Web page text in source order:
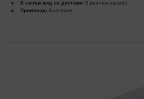
В какъв вид се доставя: В реален размер
Произход: България